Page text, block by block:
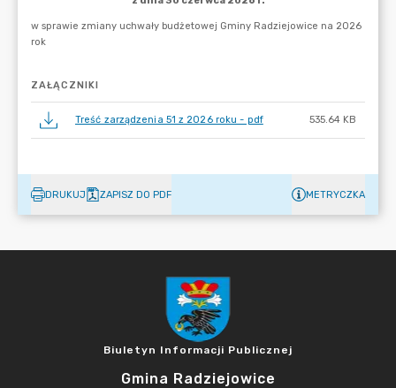
ZAŁĄCZNIKI
Treść zarządzenia 51 z 2026 roku - pdf 535.64 KB
DRUKUJ ZAPISZ DO PDF METRYCZKA
Biuletyn Informacji Publicznej
Gmina Radziejowice